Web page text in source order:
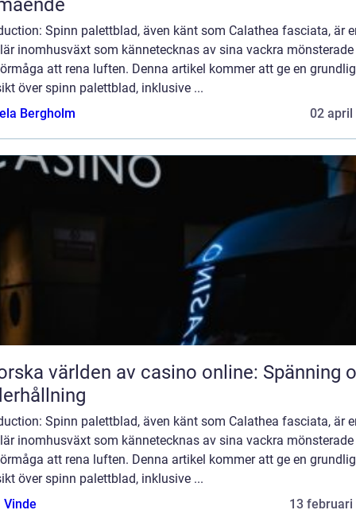
Spinn palettblad, även känt som Calathea fasciata, är
inomhusväxt som kännetecknas av sina vackra
att rena luften. Denna artikel kommer att ge en grundlig
över spinn palettblad, inklusive ...
Bergholm
02 april
världen av casino online: Spänning
Spinn palettblad, även känt som Calathea fasciata, är
inomhusväxt som kännetecknas av sina vackra
att rena luften. Denna artikel kommer att ge en grundlig
över spinn palettblad, inklusive ...
Vinde
13 februari